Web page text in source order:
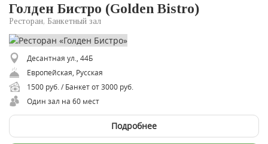
Голден Бистро (Golden Bistro)
Ресторан, Банкетный зал
Десантная ул., 44Б
Европейская, Русская
1500 руб. / Банкет от 3000 руб.
Один зал на 60 мест
Подробнее